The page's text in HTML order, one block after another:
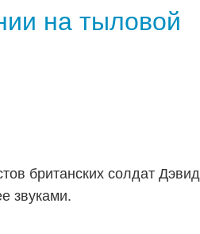
на тыловой
британских солдат Дэвид
звуками.